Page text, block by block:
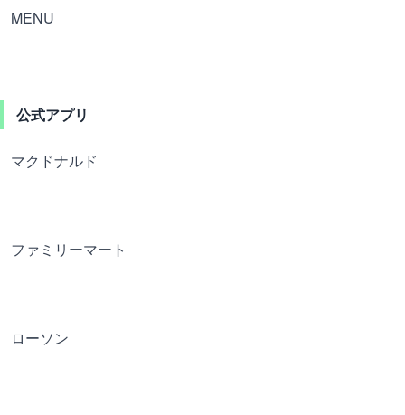
MENU
公式アプリ
マクドナルド
ファミリーマート
ローソン